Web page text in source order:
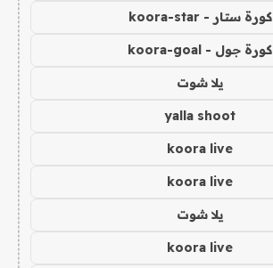
كورة ستار - koora-star
كورة جول - koora-goal
يلا شوت
yalla shoot
koora live
koora live
يلا شوت
koora live